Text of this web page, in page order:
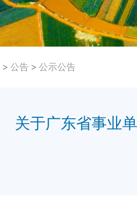
> 公告 > 公示公告
关于广东省事业